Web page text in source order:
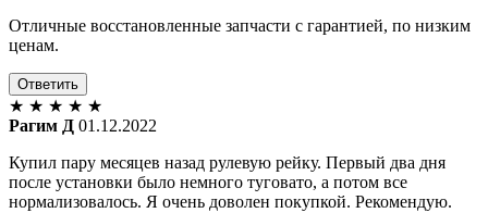
Отличные восстановленные запчасти с гарантией, по низким
ценам.
Ответить
★ ★ ★ ★ ★
Рагим Д 01.12.2022
Купил пару месяцев назад рулевую рейку. Первый два дня
после установки было немного туговато, а потом все
нормализовалось. Я очень доволен покупкой. Рекомендую.